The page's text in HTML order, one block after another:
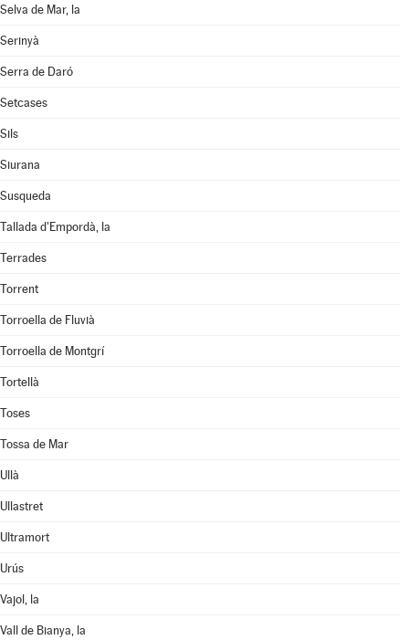
Selva de Mar, la
Serinyà
Serra de Daró
Setcases
Sils
Siurana
Susqueda
Tallada d'Empordà, la
Terrades
Torrent
Torroella de Fluvià
Torroella de Montgrí
Tortellà
Toses
Tossa de Mar
Ullà
Ullastret
Ultramort
Urús
Vajol, la
Vall de Bianya, la